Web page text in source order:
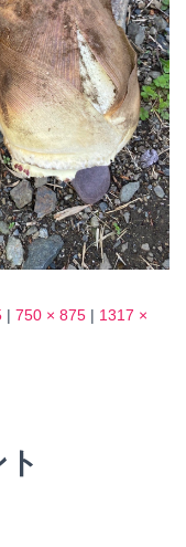
| 750 × 875 | 1317 ×